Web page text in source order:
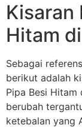
Kisaran
Hitam
Sebagai
berikut adalah
Pipa Besi Hitam
berubah
ketebalan yang